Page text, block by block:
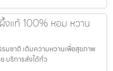
งแท้ 100% หอม หวาน
มชาติ เติมความหวานเพื่อสุขภาพ
บริการส่งได้ทั่ว